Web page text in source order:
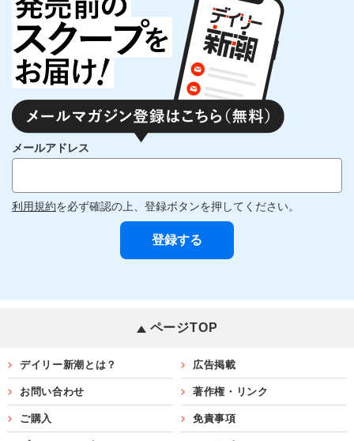
メールアドレス
利用規約を必ず確認の上、登録ボタンを押してください。
ページTOP
デイリー新潮とは？ 広告掲載
お問い合わせ 著作権・リンク
ご購入 免責事項